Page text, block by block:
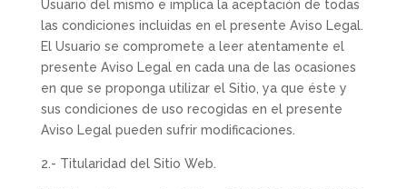
Usuario del mismo e implica la aceptación de todas
las condiciones incluidas en el presente Aviso Legal.
El Usuario se compromete a leer atentamente el
presente Aviso Legal en cada una de las ocasiones
en que se proponga utilizar el Sitio, ya que éste y
sus condiciones de uso recogidas en el presente
Aviso Legal pueden sufrir modificaciones.
2.- Titularidad del Sitio Web.